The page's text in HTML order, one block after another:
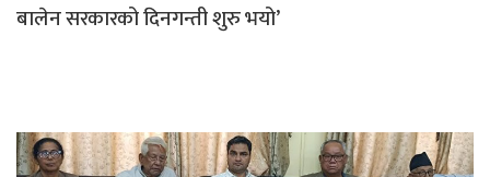
बालेन सरकारको दिनगन्ती शुरु भयो’